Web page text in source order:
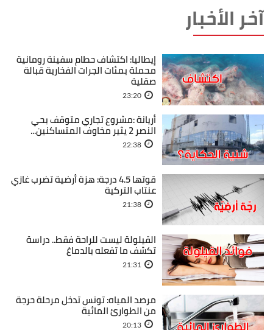
آخر الأخبار
إيطاليا: اكتشاف حطام سفينة رومانية
محملة بمئات الجرات الفخارية قبالة
صقلية
23:20
أريانة :مشروع تجاري متوقف بحي
النصر 2 يثير مخاوف المتساكنين...
22:38
قوتها 4.5 درجة: هزة أرضية تضرب غازي
عنتاب التركية
21:38
القيلولة ليست للراحة فقط.. دراسة
تكشف ما تفعله بالدماغ
21:31
مرصد المياه: تونس تدخل مرحلة حرجة
من الطوارئ المائية
20:13